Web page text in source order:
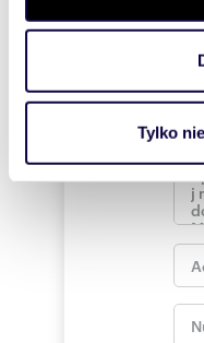
zmienić lub wycofać
Wykorzystujemy pliki
i reklam, aby oferować
korzystasz z naszej
Partnerzy mogą
otrzymanymi od
korzystania z ich
Tylko